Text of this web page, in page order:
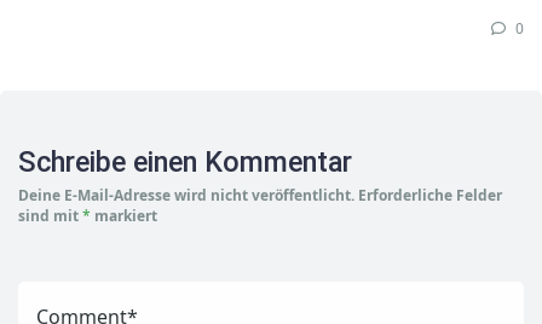
0
Schreibe einen Kommentar
Deine E-Mail-Adresse wird nicht veröffentlicht. Erforderliche Felder
sind mit* markiert